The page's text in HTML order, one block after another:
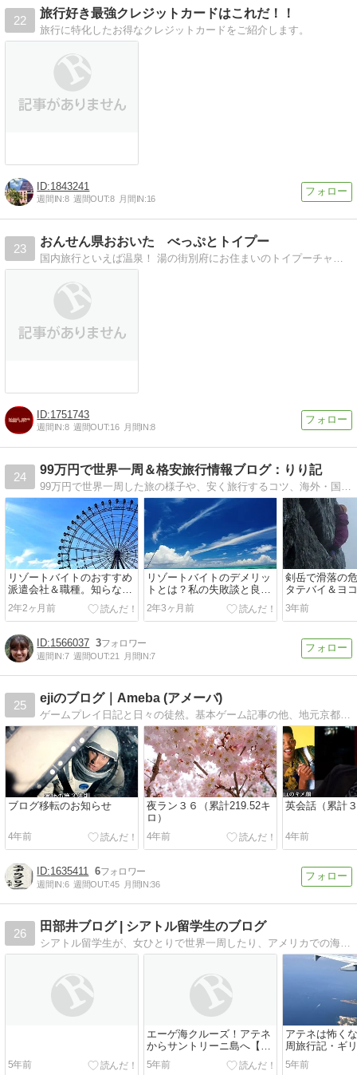
22
旅行好き最強クレジットカードはこれだ！！
旅行に特化したお得なクレジットカードをご紹介します。
1843241
週間IN:8 週間OUT:8 月間IN:16
23
おんせん県おおいた べっぷとトイプー
国内旅行といえば温泉！ 湯の街別府にお住まいのトイプーチャッピーちゃんの日常のブログです
1751743
週間IN:8 週間OUT:16 月間IN:8
24
99万円で世界一周＆格安旅行情報ブログ：りり記
99万円で世界一周した旅の様子や、安く旅行するコツ、海外・国内旅行記、登山のレポートなどをお届けしています。
リゾートバイトのおすすめ
派遣会社＆職種。知らない
と損する裏事情
2年2ヶ月前
リゾートバイトのデメリッ
トとは？私の失敗談と良い
リゾバ先の選び方
2年3ヶ月前
剣岳で滑落の
タテバイ＆ヨ
怖…！！
3年前
1566037 3
週間IN:7 週間OUT:21 月間IN:7
25
ejiのブログ｜Ameba (アメーバ)
ゲームプレイ日記と日々の徒然。基本ゲーム記事の他、地元京都のラーメン屋さんや海外レストラン等、食の記事等々。
ブログ移転のお知らせ
4年前
夜ラン３６（累計219.52キ
ロ）
4年前
英会話（累計
4年前
1635411 6
週間IN:6 週間OUT:45 月間IN:36
26
田部井ブログ | シアトル留学生のブログ
5年前
エーゲ海クルーズ！アテネ
からサントリーニ島へ【世
界一周旅行記・ギリシャ２
日目】
5年前
アテネは怖く
周旅行記・ギ
目】
5年前